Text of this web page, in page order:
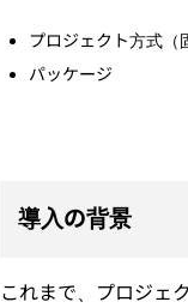
プロジェクト方式（
パッケージ
導入の背景
これまで、プロジェ